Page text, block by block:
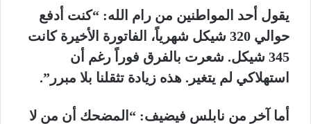
يقول أحد المواطنين من رام الله: “كنت أدفع
حوالي 320 شيكل شهرياً، الفاتورة الأخيرة كانت
345 شيكل. شعرت بالفرق فوراً رغم أن
استهلاكي لم يتغير. هذه زيادة تثقلنا بلا مبرر”.
أما آخر من نابلس فيضيف: “المضحك أن من لا